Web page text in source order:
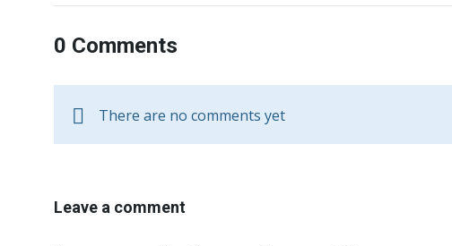
0 Comments
There are no comments yet
Leave a comment